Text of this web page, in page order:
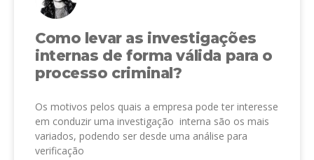
Como levar as investigações
internas de forma válida para o
processo criminal?
Os motivos pelos quais a empresa pode ter interesse
em conduzir uma investigação interna são os mais
variados, podendo ser desde uma análise para
verificação